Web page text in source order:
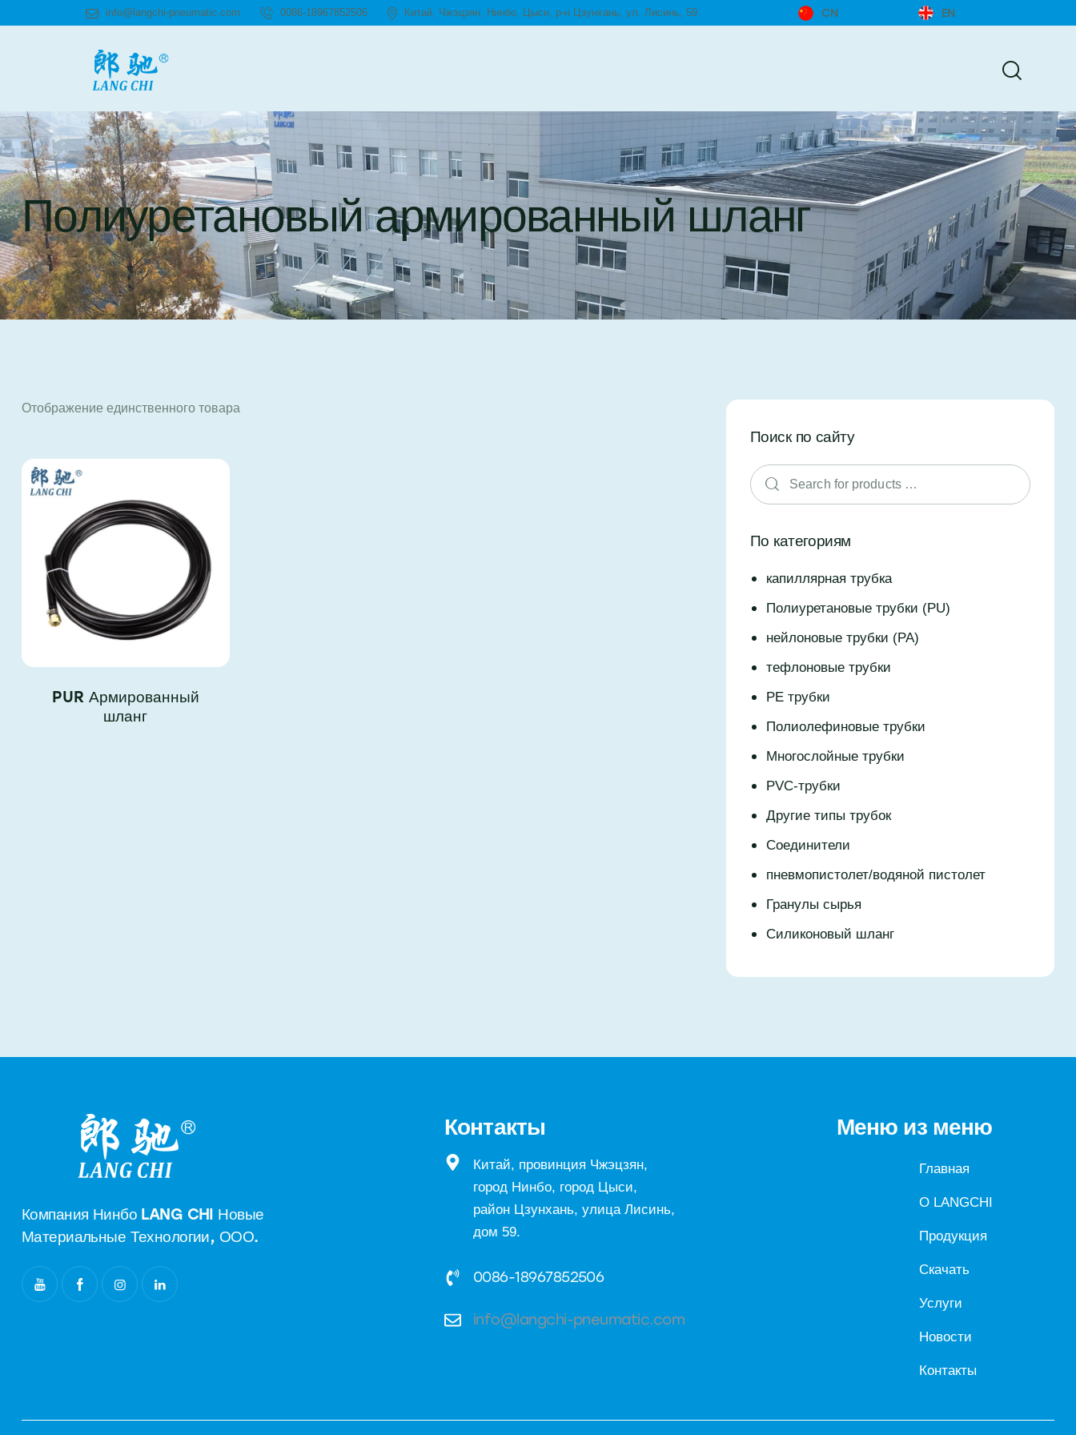
info@langchi-pneumatic.com 0086-18967852506 Китай, Чжэцзян, Нинбо, Цыси, р-н Цзунхань, ул. Лисинь, 59. CN EN
Полиуретановый армированный шланг
Отображение единственного товара
PUR Армированный
шланг
Поиск по сайту
По категориям
капиллярная трубка
Полиуретановые трубки (PU)
нейлоновые трубки (PA)
тефлоновые трубки
PE трубки
Полиолефиновые трубки
Многослойные трубки
PVC-трубки
Другие типы трубок
Соединители
пневмопистолет/водяной пистолет
Гранулы сырья
Силиконовый шланг
Компания Нинбо LANG CHI Новые
Материальные Технологии, ООО.
Контакты
Китай, провинция Чжэцзян,
город Нинбо, город Цыси,
район Цзунхань, улица Лисинь,
дом 59.
0086-18967852506
info@langchi-pneumatic.com
Меню из меню
Главная
О LANGCHI
Продукция
Скачать
Услуги
Новости
Контакты